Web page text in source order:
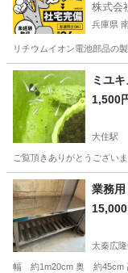
株式会
兵庫県
リチウムイオン電池部品の
兵庫 南あわじ市ミユ
1,500
大住駅
ご覧頂きありがとうござい
京都 京田辺市 大
業務
15,000
太秦広
幅 約1m20cm 奥 約45cm